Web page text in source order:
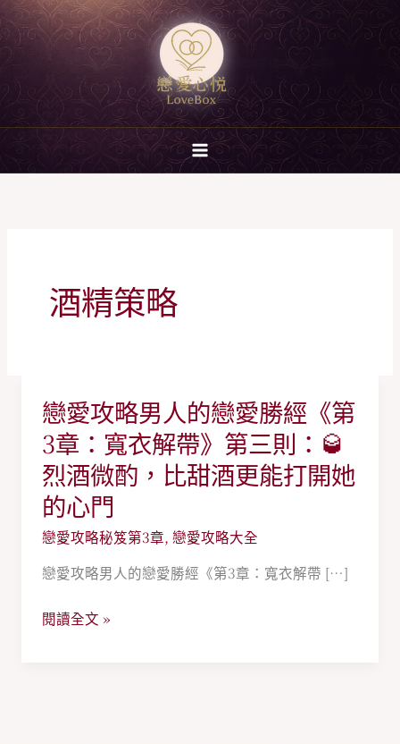
跳
至
主
要
內
酒精策略
戀愛攻略男人的戀愛勝經《第
3章：寬衣解帶》第三則：🥃
烈酒微酌，比甜酒更能打開她
的心門
戀愛攻略秘笈第3章,戀愛攻略大全
戀愛攻略男人的戀愛勝經《第3章：寬衣解帶 […]
戀
愛
攻
略
男
人
戀
愛
閱讀全文 »